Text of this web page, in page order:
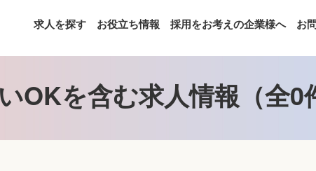
求人を探す お役立ち情報 採用をお考えの企業様へ お
OKを含む求人情報（全0